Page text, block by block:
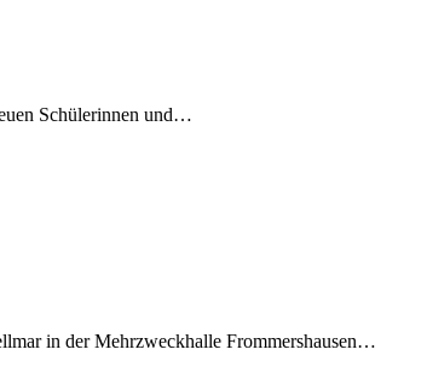
Schülerinnen und…
in der Mehrzweckhalle Frommershausen…